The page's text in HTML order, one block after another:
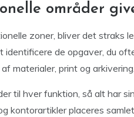
områder
zoner, bliver det straks
identificere de opgaver, du
materialer, print og arkivering.
til hver funktion, så alt har
kontorartikler placeres